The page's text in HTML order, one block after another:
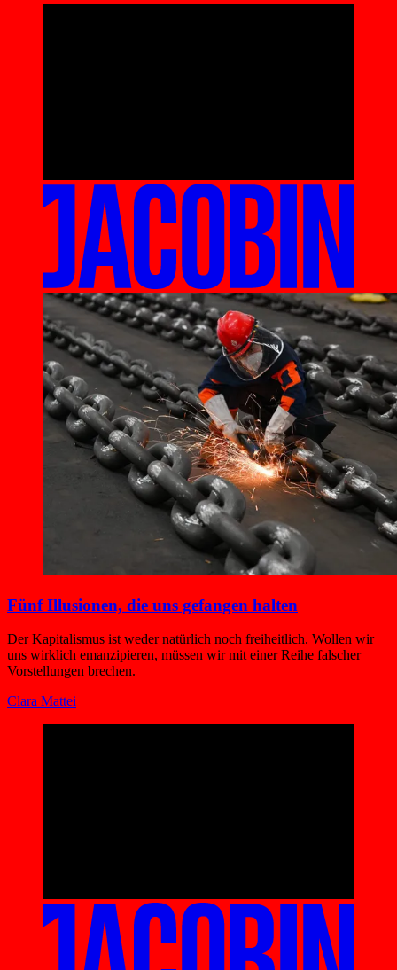
Fünf Illusionen, die uns gefangen halten
Der Kapitalismus ist weder natürlich noch freiheitlich. Wollen wir
uns wirklich emanzipieren, müssen wir mit einer Reihe falscher
Vorstellungen brechen.
Clara Mattei